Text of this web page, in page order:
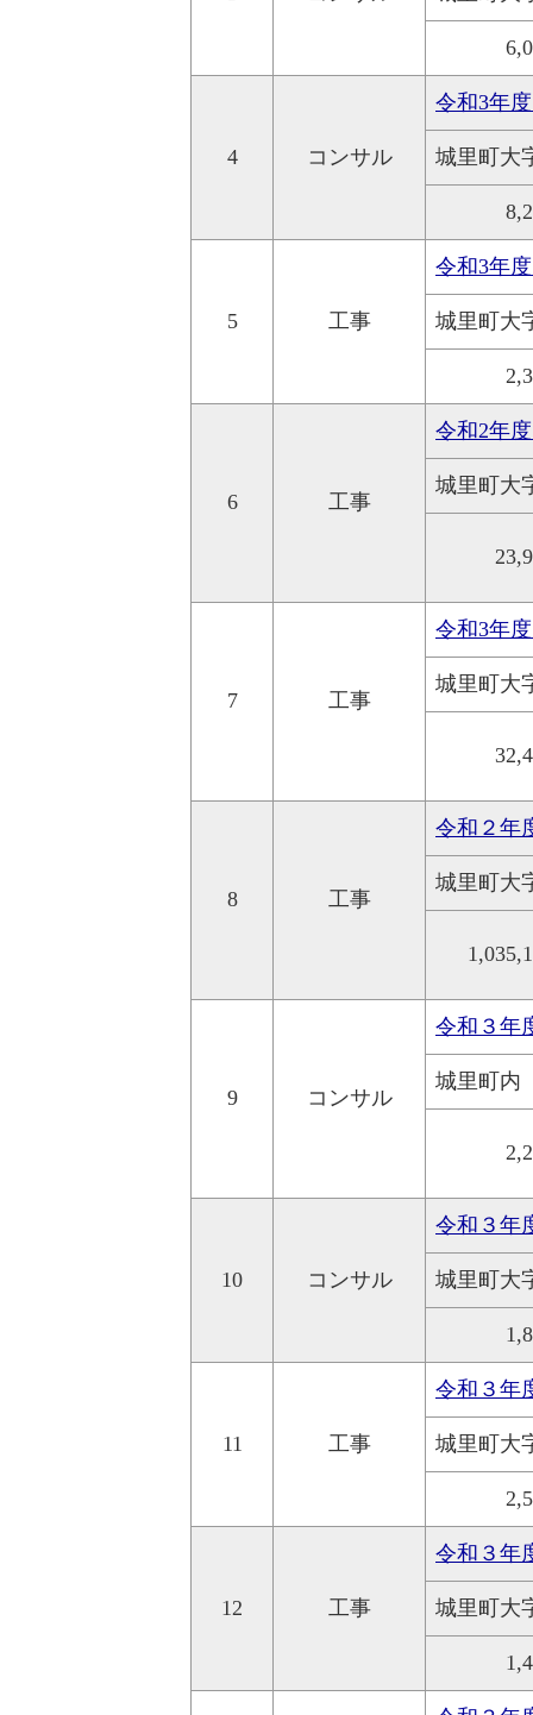
4 コンサル
令和3年
城里町
5 工事
令和3年
城里町大
6 工事
令和2年
城里町大
7 工事
令和3年
城里町
8 工事
令和２年
城里町大
9 コンサル
令和３年
城里町内
10 コンサル
令和３年
城里町
11 工事
令和３年
城里町
12 工事
令和３年
城里町